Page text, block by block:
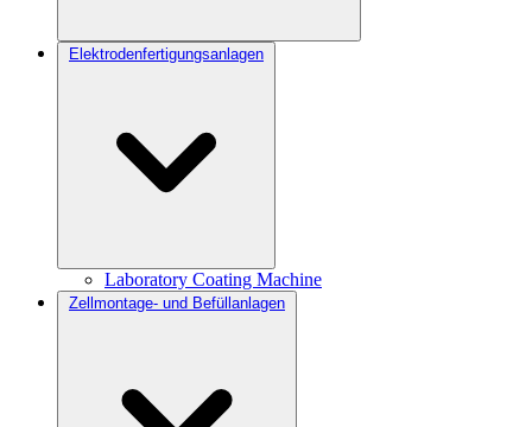
Elektrodenfertigungsanlagen
Laboratory Coating Machine
Zellmontage- und Befüllanlagen